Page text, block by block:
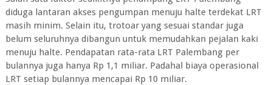
diduga lantaran akses pengumpan menuju halte terdekat LRT
masih minim. Selain itu, trotoar yang sesuai standar juga
belum seluruhnya dibangun untuk memudahkan pejalan kaki
menuju halte. Pendapatan rata-rata LRT Palembang per
bulannya juga hanya Rp 1,1 miliar. Padahal biaya operasional
LRT setiap bulannya mencapai Rp 10 miliar.